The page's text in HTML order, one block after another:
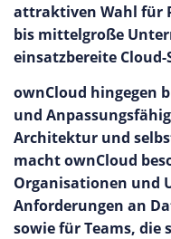
attraktiven Wahl für
bis mittelgroße
einsatzbereite
ownCloud hingegen
und
Architektur und
macht ownCloud
Organisationen und
Anforderungen an
sowie für Teams, die